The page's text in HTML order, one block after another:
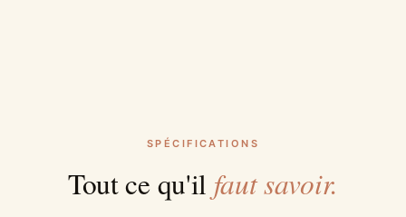
SPÉCIFICATIONS
Tout ce qu'il faut savoir.